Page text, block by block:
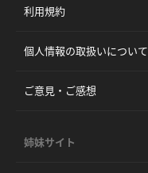
利用規約
個人情報の取扱いについて
ご意見・ご感想
姉妹サイト